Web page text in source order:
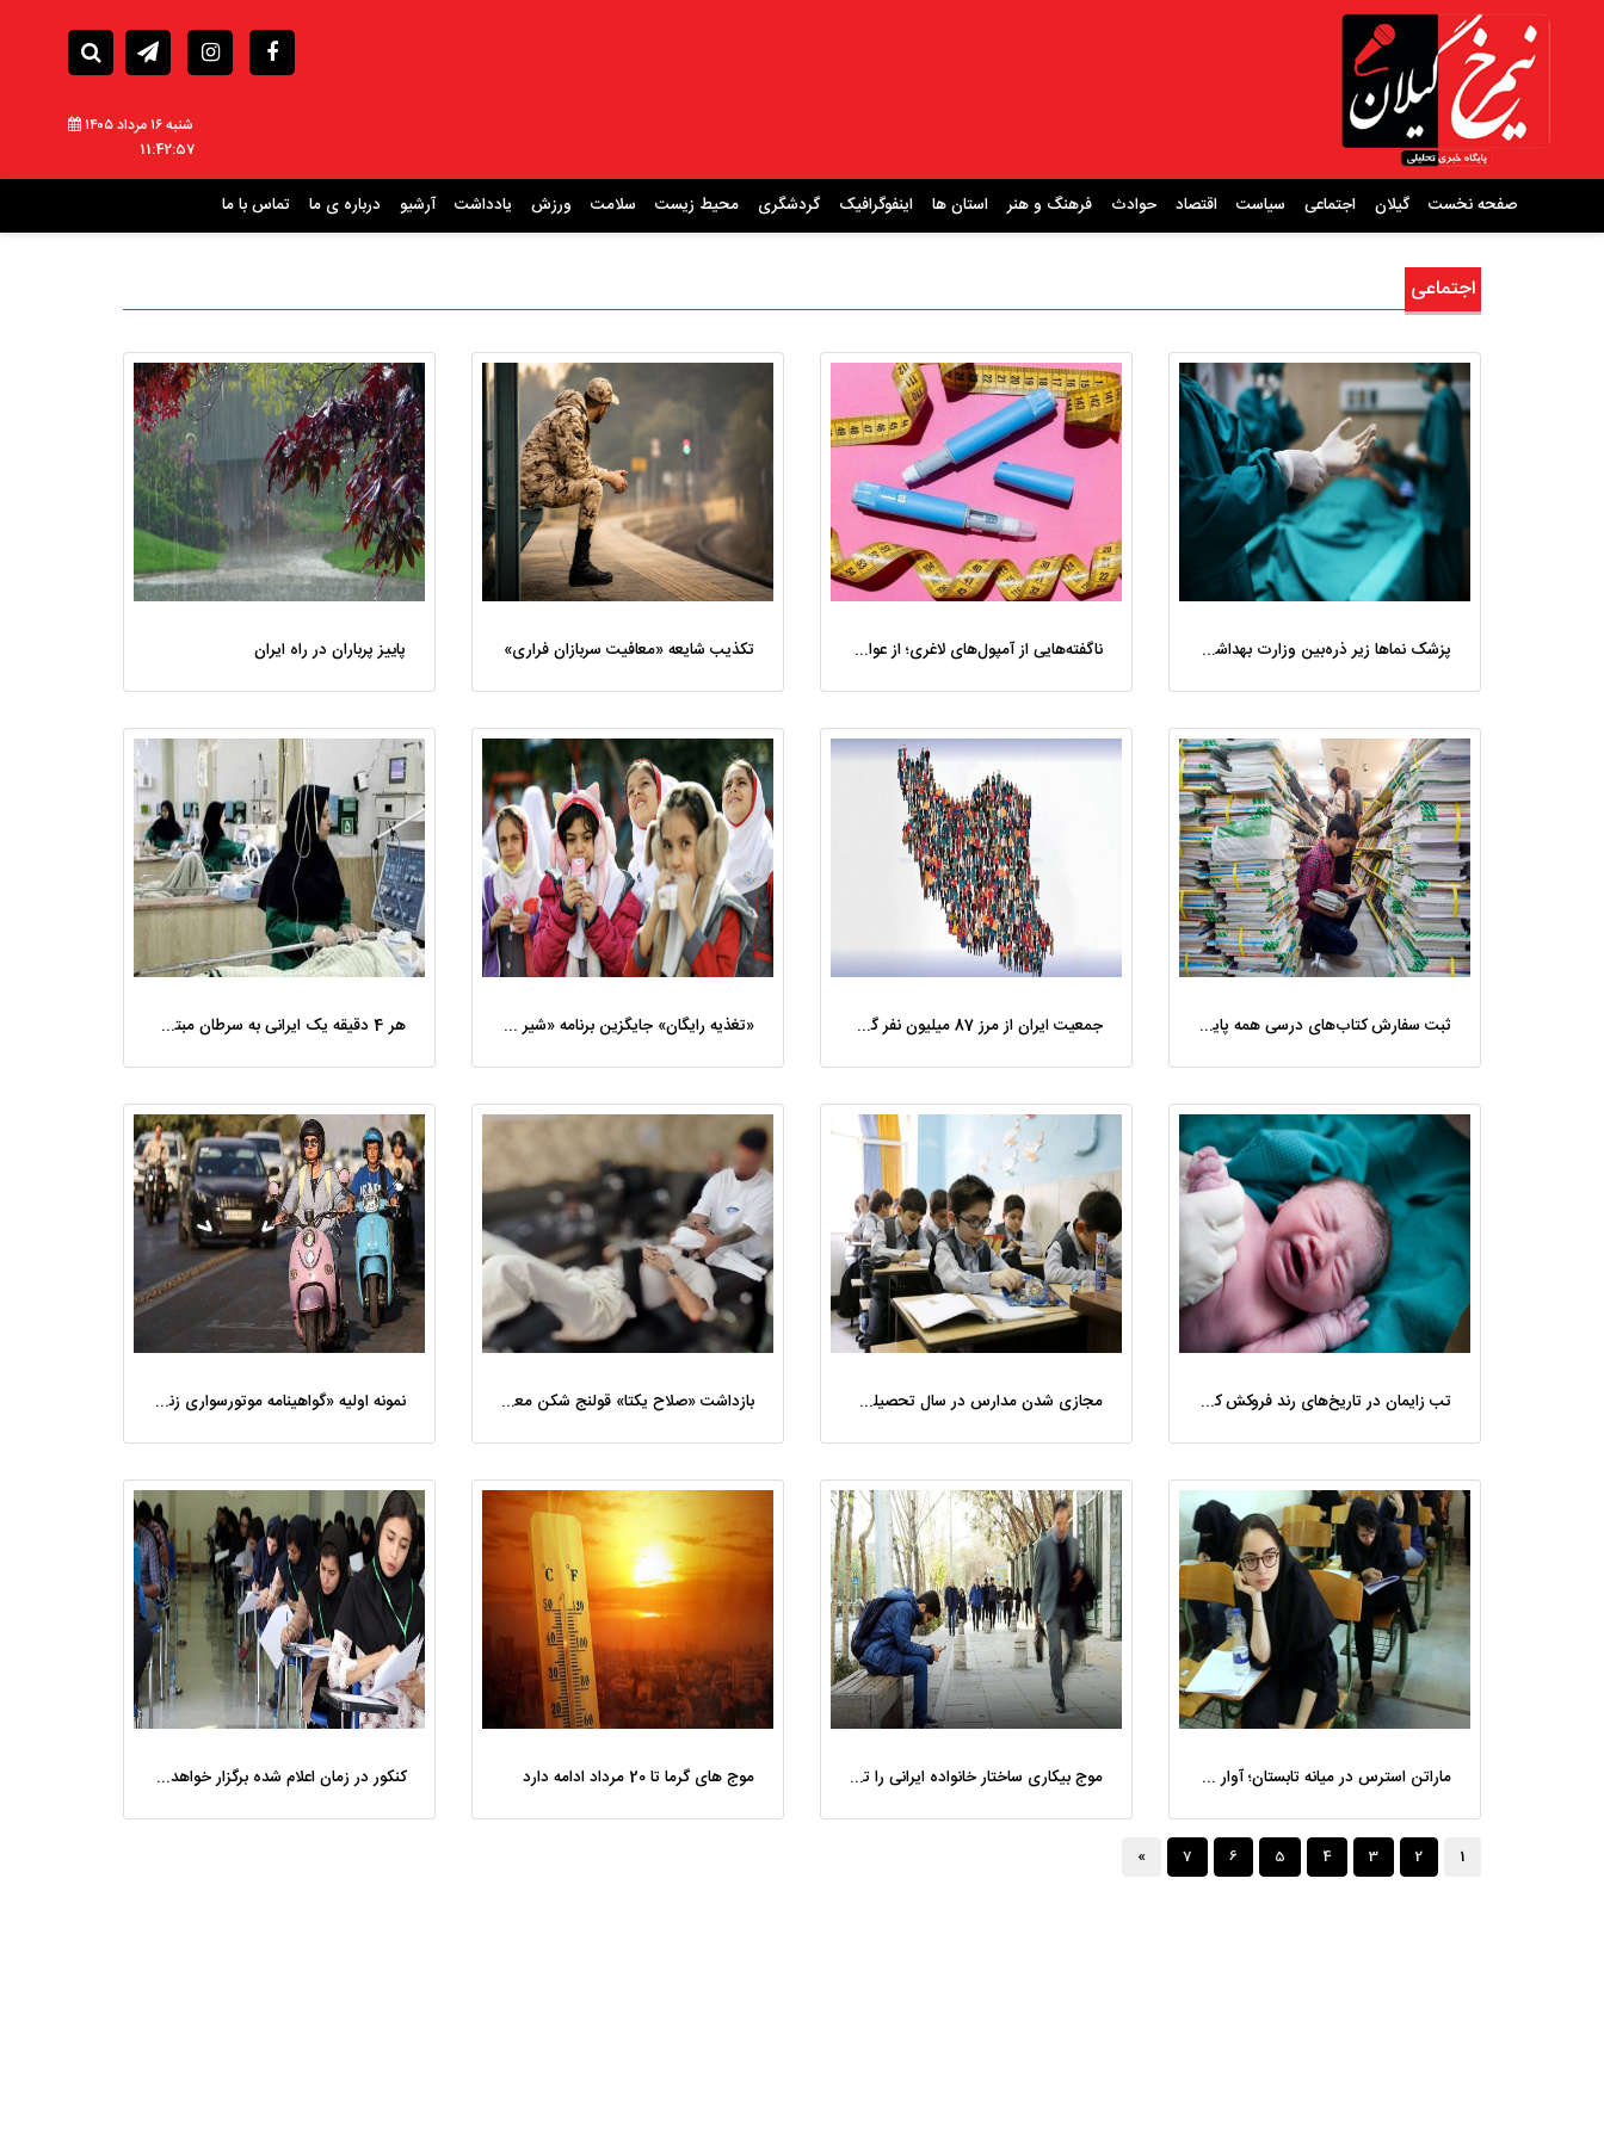
شنبه ۱۶ مرداد ۱۴۰۵
11:42:58
صفحه نخست گیلان اجتماعی سیاست اقتصاد حوادث فرهنگ و هنر استان ها اینفوگرافیک گردشگری محیط زیست سلامت ورزش یادداشت آرشیو درباره ی ما تماس با ما
اجتماعی
پزشک ‌نماها زیر ذره‌بین وزارت بهداشت؛ ۲ هزار صفحه مداخله‌گر درمانی مسدود شد ناگفته‌هایی از آمپول‌های لاغری؛ از عوارض مرگبار تا زیبایی تکذیب شایعه «معافیت سربازان فراری» پاییز پرباران در راه ایران
ثبت سفارش کتاب‌های درسی همه پایه‌ها برای سال تحصیلی ۱۴۰۶ ۱۴۰۵ فعال شد جمعیت ایران از مرز 87 میلیون نفر گذشت «تغذیه رایگان» جایگزین برنامه «شیر مدارس» شد هر 4 دقیقه یک ایرانی به سرطان مبتلا می شود
تب زایمان در تاریخ‌های رند فروکش کرد؛ تولدهای تقویمی دیگر متقاضی ندارند مجازی شدن مدارس در سال تحصیلی جدید شایعه و کذب است بازداشت «صلاح یکتا» قولنج‌ شکن معروف اینستاگرامی؛ وقتی پزشک‌نماها با زبان نسل Z نسخه می‌پیچند نمونه اولیه «گواهینامه موتورسواری زنان» چاپ شد
ماراتن استرس در میانه تابستان؛ آوار جنگ، کنکور و امتحان نهایی روی دانش‌آموزان موج بیکاری ساختار خانواده ایرانی را تغییر داد/ طلاق به دهه دوم زندگی مشترک رسیده است موج‌ های گرما تا 20 مرداد ادامه دارد کنکور در زمان اعلام شده برگزار خواهد شد